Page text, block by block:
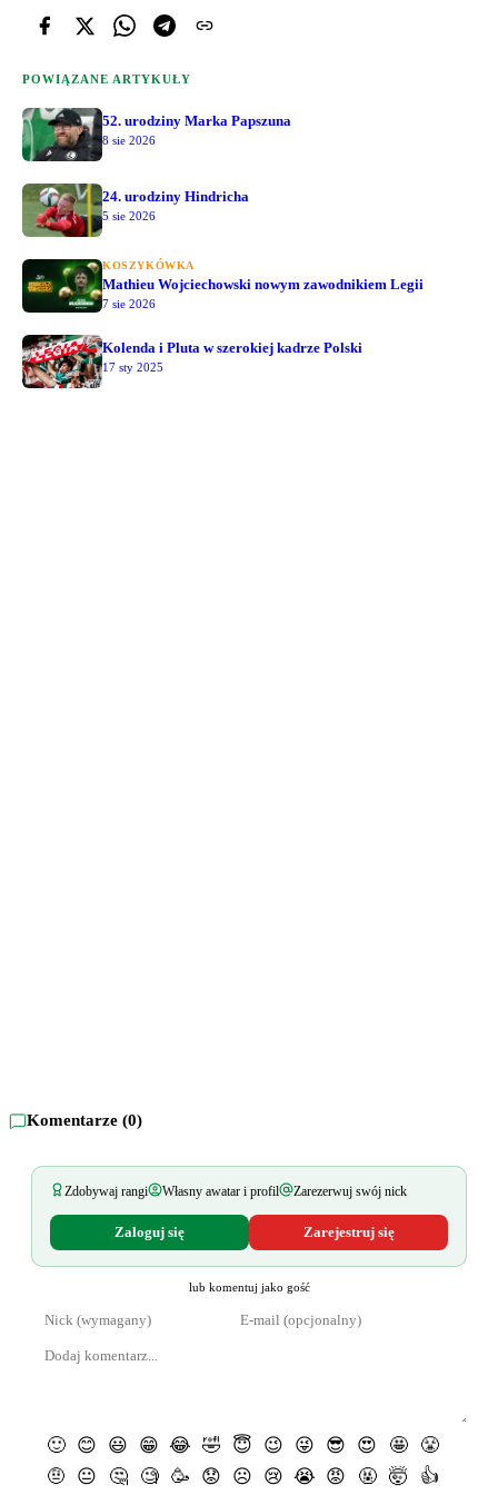
POWIĄZANE ARTYKUŁY
52. urodziny Marka Papszuna
8 sie 2026
24. urodziny Hindricha
5 sie 2026
KOSZYKÓWKA
Mathieu Wojciechowski nowym zawodnikiem Legii
7 sie 2026
Kolenda i Pluta w szerokiej kadrze Polski
17 sty 2025
Komentarze (0)
Zdobywaj rangi Własny awatar i profil Zarezerwuj swój nick
Zaloguj się Zarejestruj się
lub komentuj jako gość
🙂 😊 😃 😁 😂 🤣 😇 😉 😜 😎 😍 🤩
😤
🤨
😐 🤔 🧐 🥳 😟 ☹️ 😢 😭 😡 🤬 🤯
👍